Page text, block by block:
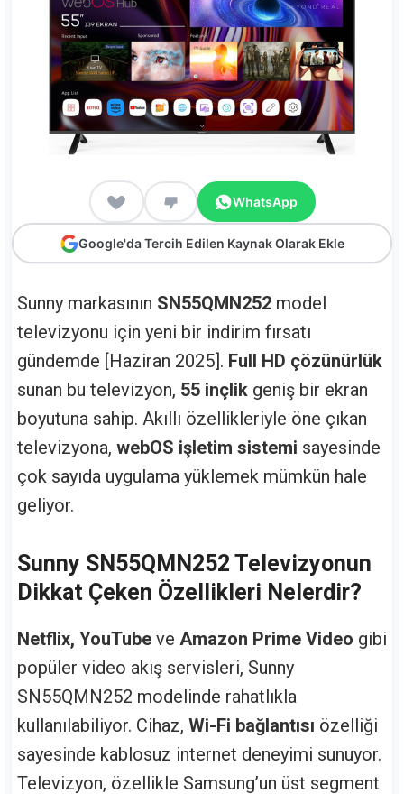
WhatsApp
Google'da Tercih Edilen Kaynak Olarak Ekle
Sunny markasının SN55QMN252 model
televizyonu için yeni bir indirim fırsatı
gündemde [Haziran 2025]. Full HD çözünürlük
sunan bu televizyon, 55 inçlik geniş bir ekran
boyutuna sahip. Akıllı özellikleriyle öne çıkan
televizyona, webOS işletim sistemi sayesinde
çok sayıda uygulama yüklemek mümkün hale
geliyor.
Sunny SN55QMN252 Televizyonun
Dikkat Çeken Özellikleri Nelerdir?
Netflix, YouTube ve Amazon Prime Video gibi
popüler video akış servisleri, Sunny
SN55QMN252 modelinde rahatlıkla
kullanılabiliyor. Cihaz, Wi-Fi bağlantısı özelliği
sayesinde kablosuz internet deneyimi sunuyor.
Televizyon, özellikle Samsung’un üst segment